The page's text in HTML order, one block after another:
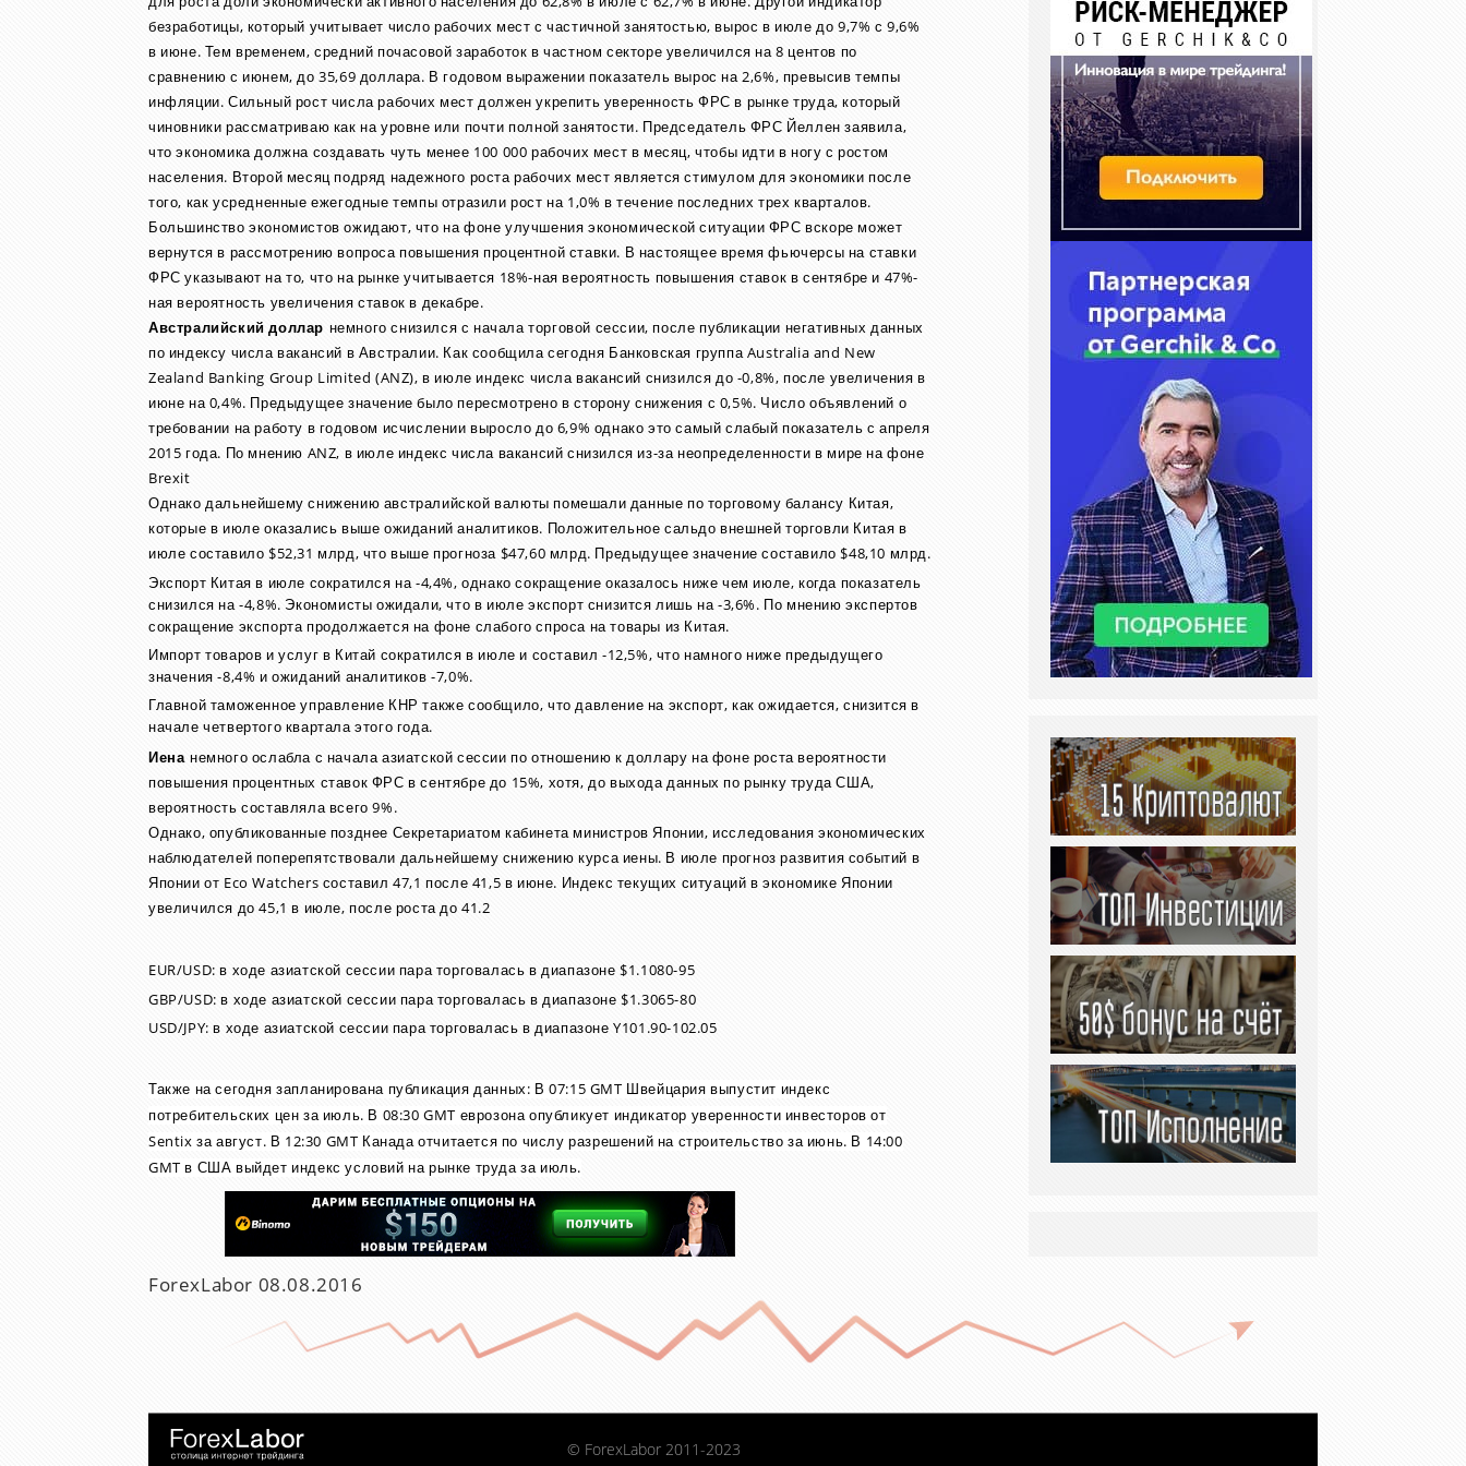
безработицы, который учитывает число рабочих мест с частичной занятостью, вырос в июле до 9,7% с 9,6%
в июне. Тем временем, средний почасовой заработок в частном секторе увеличился на 8 центов по
сравнению с июнем, до 35,69 доллара. В годовом выражении показатель вырос на 2,6%, превысив темпы
инфляции. Сильный рост числа рабочих мест должен укрепить уверенность ФРС в рынке труда, который
чиновники рассматриваю как на уровне или почти полной занятости. Председатель ФРС Йеллен заявила,
что экономика должна создавать чуть менее 100 000 рабочих мест в месяц, чтобы идти в ногу с ростом
населения. Второй месяц подряд надежного роста рабочих мест является стимулом для экономики после
того, как усредненные ежегодные темпы отразили рост на 1,0% в течение последних трех кварталов.
Большинство экономистов ожидают, что на фоне улучшения экономической ситуации ФРС вскоре может
вернутся в рассмотрению вопроса повышения процентной ставки. В настоящее время фьючерсы на ставки
ФРС указывают на то, что на рынке учитывается 18%-ная вероятность повышения ставок в сентябре и 47%-
ная вероятность увеличения ставок в декабре.
Австралийский доллар немного снизился с начала торговой сессии, после публикации негативных данных
по индексу числа вакансий в Австралии. Как сообщила сегодня Банковская группа Australia and New
Zealand Banking Group Limited (ANZ), в июле индекс числа вакансий снизился до -0,8%, после увеличения в
июне на 0,4%. Предыдущее значение было пересмотрено в сторону снижения с 0,5%. Число объявлений о
требовании на работу в годовом исчислении выросло до 6,9% однако это самый слабый показатель с апреля
2015 года. По мнению ANZ, в июле индекс числа вакансий снизился из-за неопределенности в мире на фоне
Brexit
Однако дальнейшему снижению австралийской валюты помешали данные по торговому балансу Китая,
которые в июле оказались выше ожиданий аналитиков. Положительное сальдо внешней торговли Китая в
июле составило $52,31 млрд, что выше прогноза $47,60 млрд. Предыдущее значение составило $48,10 млрд.
Экспорт Китая в июле сократился на -4,4%, однако сокращение оказалось ниже чем июле, когда показатель
снизился на -4,8%. Экономисты ожидали, что в июле экспорт снизится лишь на -3,6%. По мнению экспертов
сокращение экспорта продолжается на фоне слабого спроса на товары из Китая.
Импорт товаров и услуг в Китай сократился в июле и составил -12,5%, что намного ниже предыдущего
значения -8,4% и ожиданий аналитиков -7,0%.
Главной таможенное управление КНР также сообщило, что давление на экспорт, как ожидается, снизится в
начале четвертого квартала этого года.
Иена немного ослабла с начала азиатской сессии по отношению к доллару на фоне роста вероятности
повышения процентных ставок ФРС в сентябре до 15%, хотя, до выхода данных по рынку труда США,
вероятность составляла всего 9%.
Однако, опубликованные позднее Секретариатом кабинета министров Японии, исследования экономических
наблюдателей поперепятствовали дальнейшему снижению курса иены. В июле прогноз развития событий в
Японии от Eco Watchers составил 47,1 после 41,5 в июне. Индекс текущих ситуаций в экономике Японии
увеличился до 45,1 в июле, после роста до 41.2
EUR/USD: в ходе азиатской сессии пара торговалась в диапазоне $1.1080-95
GBP/USD: в ходе азиатской сессии пара торговалась в диапазоне $1.3065-80
USD/JPY: в ходе азиатской сессии пара торговалась в диапазоне Y101.90-102.05
Также на сегодня запланирована публикация данных: В 07:15 GMT Швейцария выпустит индекс
потребительских цен за июль. В 08:30 GMT еврозона опубликует индикатор уверенности инвесторов от
Sentix за август. В 12:30 GMT Канада отчитается по числу разрешений на строительство за июнь. В 14:00
GMT в США выйдет индекс условий на рынке труда за июль.
ForexLabor 08.08.2016
© ForexLabor 2011-2023